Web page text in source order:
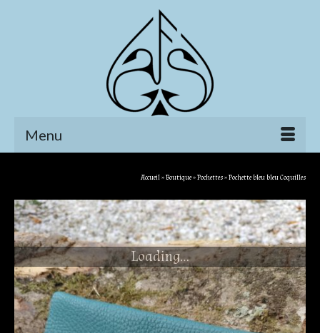
Menu
Accueil»Boutique»Pochettes»Pochette bleu bleu Coquilles
Loading...